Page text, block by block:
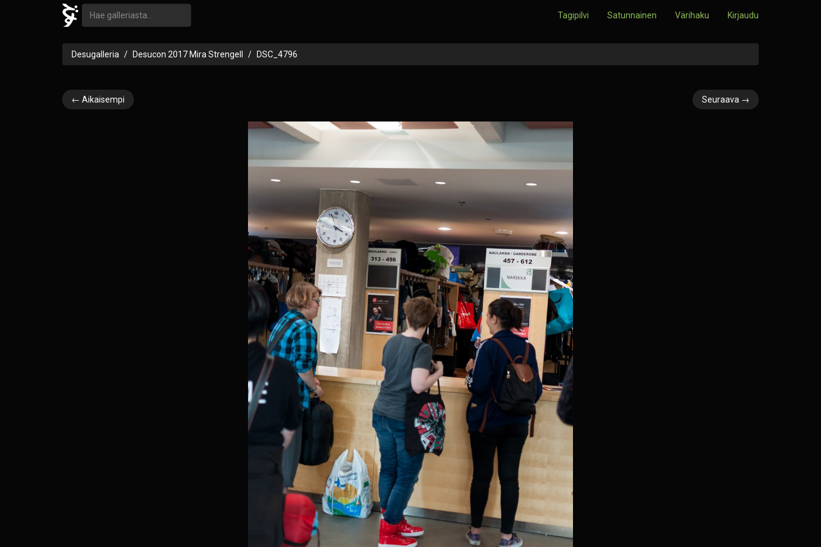
Tagipilvi Satunnainen Värihaku Kirjaudu
Desugalleria Desucon 2017 Mira Strengell DSC_4796
← Aikaisempi Seuraava →